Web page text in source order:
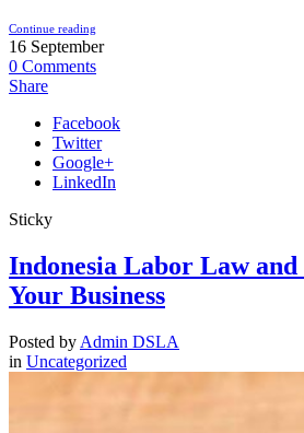
Continue reading
16 September
0 Comments
Share
Facebook
Twitter
Google+
LinkedIn
Sticky
Indonesia Labor Law
Your Business
Posted by Admin DSLA
in Uncategorized